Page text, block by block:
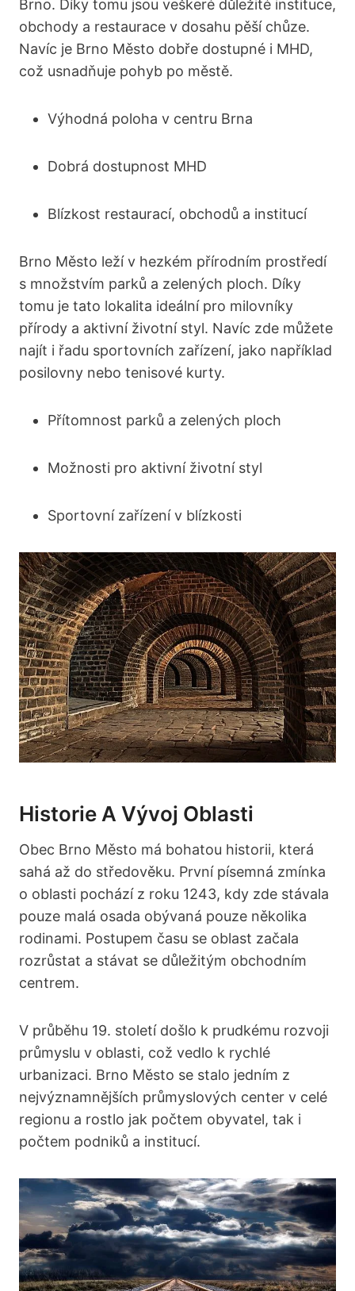
Brno. Díky tomu jsou veškeré důležité instituce,
obchody a restaurace v ⁤dosahu pěší chůze.
Navíc je‌ Brno Město dobře dostupné i MHD,
což ⁢usnadňuje pohyb‌ po městě.
Výhodná⁢ poloha v ‍centru Brna
Dobrá dostupnost MHD
Blízkost restaurací, obchodů a ⁤institucí
Brno Město leží v hezkém přírodním prostředí
s množstvím parků a zelených ploch. Díky
tomu je tato ‍lokalita ⁤ideální ​pro milovníky
přírody a‍ aktivní⁣ životní⁣ styl. Navíc zde můžete
najít​ i řadu sportovních zařízení, jako například
posilovny nebo tenisové kurty.
Přítomnost parků a zelených​ ploch
Možnosti pro aktivní životní styl
Sportovní zařízení⁤ v blízkosti
Historie A‍ Vývoj⁣ Oblasti
Obec​ Brno Město ‌má bohatou historii, která
sahá až⁤ do středověku. ‍První písemná zmínka
o oblasti pochází z roku ‌1243, kdy zde ⁤stávala
pouze ‌malá osada ⁢obývaná⁤ pouze‍ několika
rodinami. Postupem času se⁢ oblast začala
rozrůstat⁣ a stávat⁢ se důležitým obchodním
centrem.
V průběhu 19. století ‌došlo ⁤k prudkému rozvoji
průmyslu v oblasti, což vedlo k rychlé
urbanizaci. Brno Město se stalo​ jedním​ z
⁢nejvýznamnějších průmyslových center v⁢ celé
regionu a rostlo jak ‍počtem obyvatel, tak i
počtem podniků a institucí.